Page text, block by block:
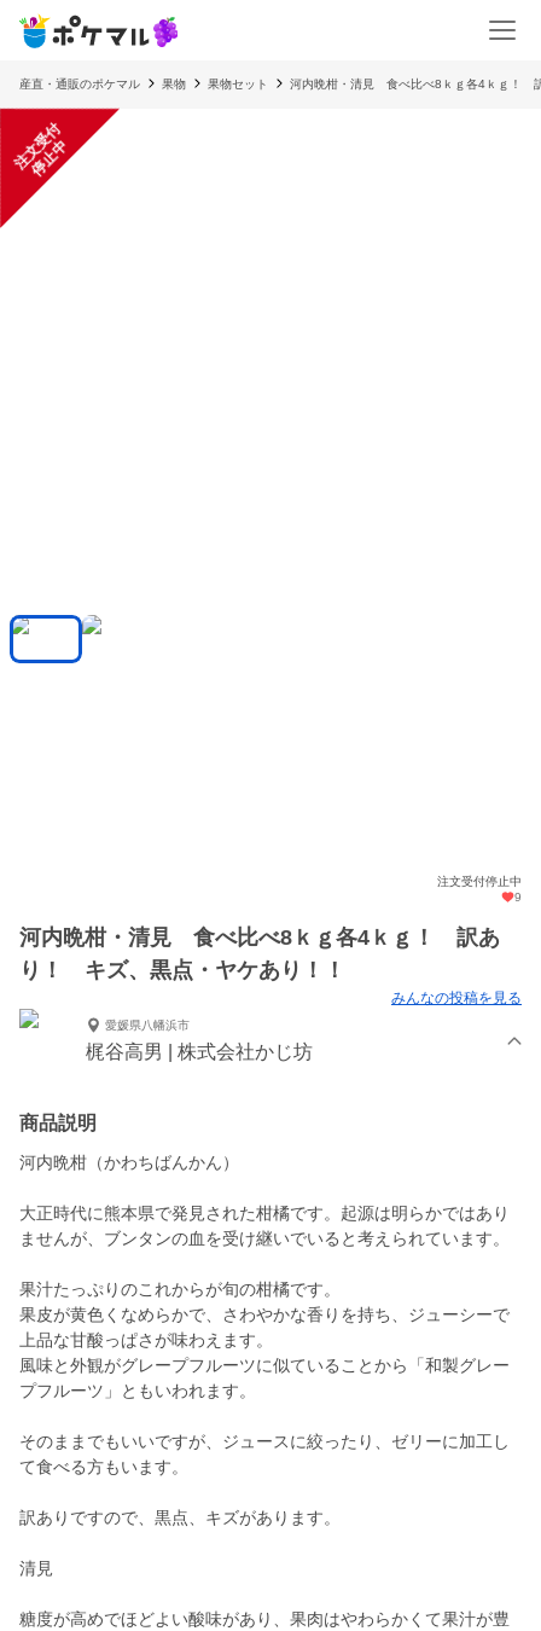
産直・通販のポケマル 果物 果物セット 河内晩柑・清見 食べ比べ8ｋｇ各4ｋｇ！
注
文
受
付
停
止
中
注文受付停止中
9
河内晩柑・清見 食べ比べ8ｋｇ各4ｋｇ！ 訳あ
り！ キズ、黒点・ヤケあり！！
みんなの投稿を見る
愛媛県八幡浜市
梶谷高男 | 株式会社かじ坊
商品説明
河内晩柑（かわちばんかん）
大正時代に熊本県で発見された柑橘です。起源は明らかではあり
ませんが、ブンタンの血を受け継いでいると考えられています。
果汁たっぷりのこれからが旬の柑橘です。
果皮が黄色くなめらかで、さわやかな香りを持ち、ジューシーで
上品な甘酸っぱさが味わえます。
風味と外観がグレープフルーツに似ていることから「和製グレー
プフルーツ」ともいわれます。
そのままでもいいですが、ジュースに絞ったり、ゼリーに加工し
て食べる方もいます。
訳ありですので、黒点、キズがあります。
清見
糖度が高めでほどよい酸味があり、果肉はやわらかくて果汁が豊